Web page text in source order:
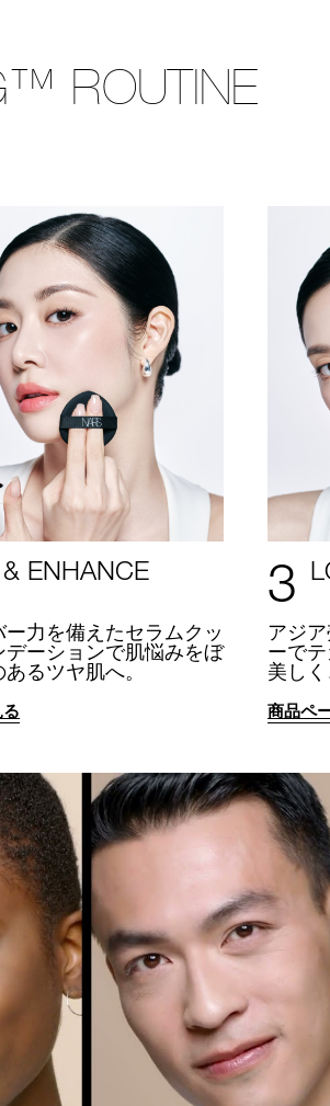
ROUTINE
ENHANCE
力を備えたセラムクッ
デーションで肌悩みをぼ
るツヤ肌へ。
3
アジ
ーで
美し
商品ペ